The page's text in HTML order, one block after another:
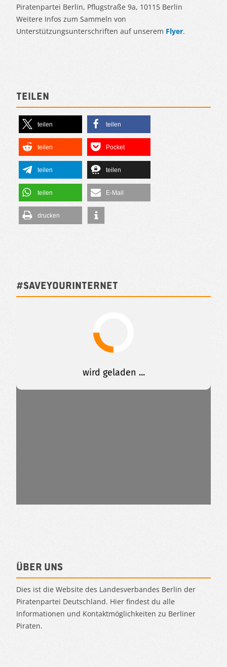
Piratenpartei Berlin, Pflugstraße 9a, 10115 Berlin
Weitere Infos zum Sammeln von
Unterstützungsunterschriften auf unserem Flyer.
Teilen
teilen teilen
teilen Pocket
teilen teilen
teilen E-Mail
drucken
#SAVEYOURINTERNET
Über uns
Dies ist die Website des Landesverbandes Berlin der
Piratenpartei Deutschland. Hier findest du alle
Informationen und Kontaktmöglichkeiten zu Berliner
Piraten.